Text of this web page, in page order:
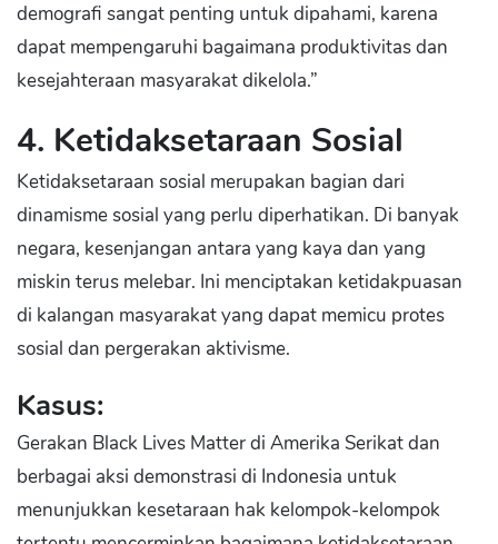
demografi sangat penting untuk dipahami, karena
dapat mempengaruhi bagaimana produktivitas dan
kesejahteraan masyarakat dikelola.”
4. Ketidaksetaraan Sosial
Ketidaksetaraan sosial merupakan bagian dari
dinamisme sosial yang perlu diperhatikan. Di banyak
negara, kesenjangan antara yang kaya dan yang
miskin terus melebar. Ini menciptakan ketidakpuasan
di kalangan masyarakat yang dapat memicu protes
sosial dan pergerakan aktivisme.
Kasus:
Gerakan Black Lives Matter di Amerika Serikat dan
berbagai aksi demonstrasi di Indonesia untuk
menunjukkan kesetaraan hak kelompok-kelompok